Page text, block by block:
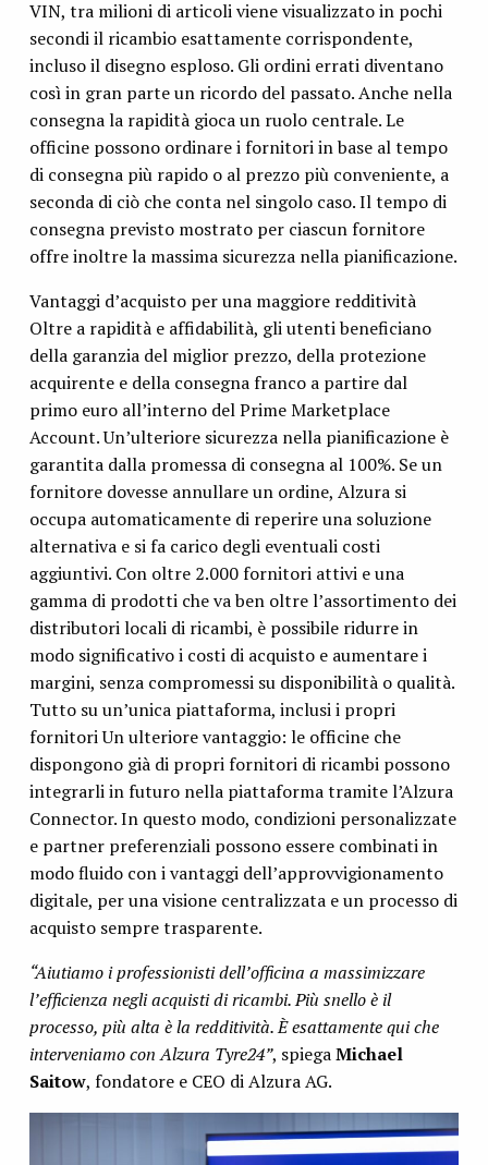
VIN, tra milioni di articoli viene visualizzato in pochi
secondi il ricambio esattamente corrispondente,
incluso il disegno esploso. Gli ordini errati diventano
così in gran parte un ricordo del passato. Anche nella
consegna la rapidità gioca un ruolo centrale. Le
officine possono ordinare i fornitori in base al tempo
di consegna più rapido o al prezzo più conveniente, a
seconda di ciò che conta nel singolo caso. Il tempo di
consegna previsto mostrato per ciascun fornitore
offre inoltre la massima sicurezza nella pianificazione.
Vantaggi d’acquisto per una maggiore redditività
Oltre a rapidità e affidabilità, gli utenti beneficiano
della garanzia del miglior prezzo, della protezione
acquirente e della consegna franco a partire dal
primo euro all’interno del Prime Marketplace
Account. Un’ulteriore sicurezza nella pianificazione è
garantita dalla promessa di consegna al 100%. Se un
fornitore dovesse annullare un ordine, Alzura si
occupa automaticamente di reperire una soluzione
alternativa e si fa carico degli eventuali costi
aggiuntivi. Con oltre 2.000 fornitori attivi e una
gamma di prodotti che va ben oltre l’assortimento dei
distributori locali di ricambi, è possibile ridurre in
modo significativo i costi di acquisto e aumentare i
margini, senza compromessi su disponibilità o qualità.
Tutto su un’unica piattaforma, inclusi i propri
fornitori Un ulteriore vantaggio: le officine che
dispongono già di propri fornitori di ricambi possono
integrarli in futuro nella piattaforma tramite l’Alzura
Connector. In questo modo, condizioni personalizzate
e partner preferenziali possono essere combinati in
modo fluido con i vantaggi dell’approvvigionamento
digitale, per una visione centralizzata e un processo di
acquisto sempre trasparente.
“Aiutiamo i professionisti dell’officina a massimizzare
l’efficienza negli acquisti di ricambi. Più snello è il
processo, più alta è la redditività. È esattamente qui che
interveniamo con Alzura Tyre24”, spiegaMichael
Saitow, fondatore e CEO di Alzura AG.